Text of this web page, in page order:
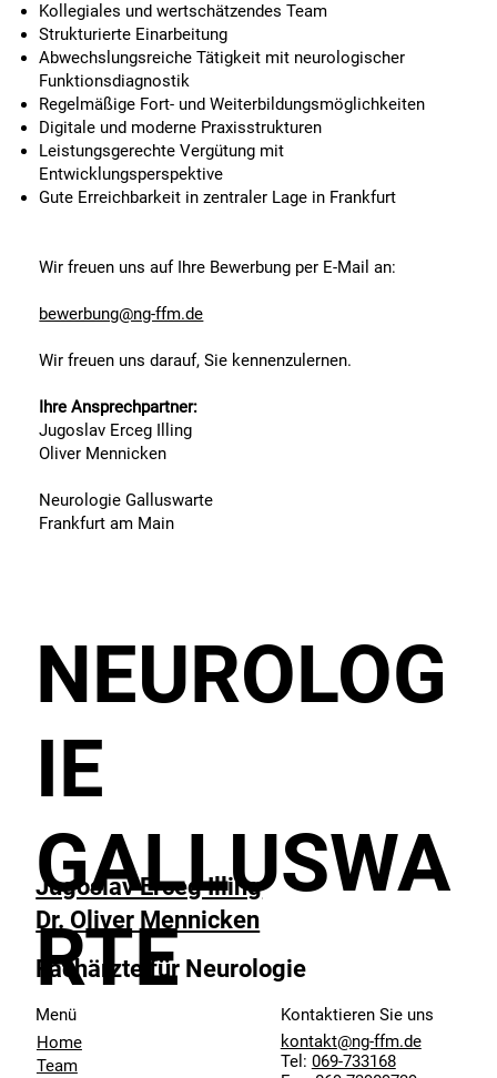
Kollegiales und wertschätzendes Team
Strukturierte Einarbeitung
Abwechslungsreiche Tätigkeit mit neurologischer
Funktionsdiagnostik
Regelmäßige Fort- und Weiterbildungsmöglichkeiten
Digitale und moderne Praxisstrukturen
Leistungsgerechte Vergütung mit
Entwicklungsperspektive
Gute Erreichbarkeit in zentraler Lage in Frankfurt
Wir freuen uns auf Ihre Bewerbung per E-Mail an:
bewerbung@ng-ffm.de
Wir freuen uns darauf, Sie kennenzulernen.
Ihre Ansprechpartner:
Jugoslav Erceg Illing
Oliver Mennicken
Neurologie Galluswarte
Frankfurt am Main
Jugoslav Erceg Illing
Dr. Oliver Mennicken
Fachärzte für Neurologie
Menü
Home
Team
Kontaktieren Sie uns
kontakt@ng-ffm.de
Tel: 069-733168
NEUROLOG
IE
GALLUSWA
RTE